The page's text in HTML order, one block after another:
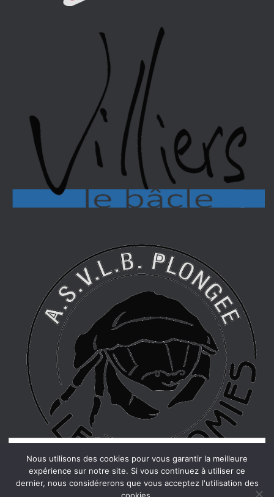
utiliser ce site Web, vous acceptez leur utilisation.
Pour en savoir plus, notamment sur la façon de contrôler les cookies,
Nous utilisons des cookies pour vous garantir la meilleure
expérience sur notre site. Si vous continuez à utiliser ce
dernier, nous considérerons que vous acceptez l'utilisation des